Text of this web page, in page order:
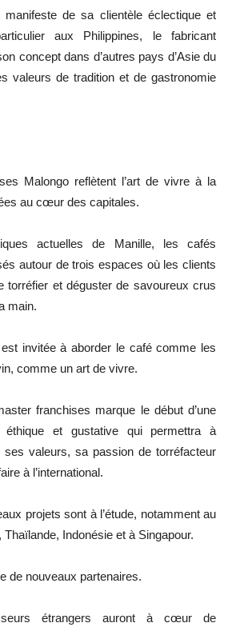
manifeste de sa clientèle éclectique et
aux Philippines, le fabricant
concept dans d’autres pays d’Asie du
valeurs de tradition et de gastronomie
Malongo reflètent l’art de vivre à la
au cœur des capitales.
actuelles de Manille, les cafés
autour de trois espaces où les clients
torréfier et déguster de savoureux crus
main.
invitée à aborder le café comme les
comme un art de vivre.
franchises marque le début d’une
éthique et gustative qui permettra à
ses valeurs, sa passion de torréfacteur
à l’international.
projets sont à l’étude, notamment au
Indonésie et à Singapour.
de nouveaux partenaires.
étrangers auront à cœur de